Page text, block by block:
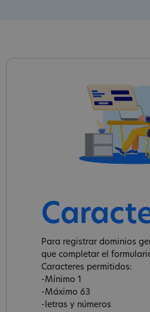
Para registrar dominios
que completar el
Caracteres permitidos:
-Mínimo 1
-Máximo 63
-letras y números